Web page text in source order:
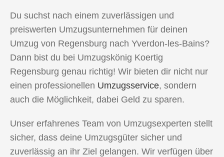
Du suchst nach einem zuverlässigen und
preiswerten Umzugsunternehmen für deinen
Umzug von Regensburg nach Yverdon-les-Bains?
Dann bist du bei Umzugskönig Koertig
Regensburg genau richtig! Wir bieten dir nicht nur
einen professionellen Umzugsservice, sondern
auch die Möglichkeit, dabei Geld zu sparen.
Unser erfahrenes Team von Umzugsexperten stellt
sicher, dass deine Umzugsgüter sicher und
zuverlässig an ihr Ziel gelangen. Wir verfügen über